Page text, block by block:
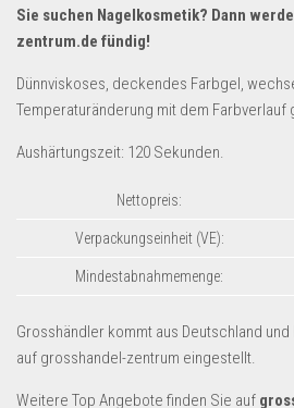
Münzen
Spielzeug & Games
Schuhe & Accessoires
Uhren & Schmuck
Wohnen & Einrichten
Restposten-Angebote
Restposten für Privatpersonen
Sonderposten-Angebote
Sie suchen Nagelkosmetik? Dann
zentrum.de fündig!
Dünnviskoses, deckendes Farbgel,
Temperaturänderung mit dem Farbverlauf
Aushärtungszeit: 120 Sekunden.
Nettopreis:
Verpackungseinheit (VE):
Mindestabnahmemenge:
Grosshändler kommt aus Deutschland
auf grosshandel-zentrum eingestellt.
Weitere Top Angebote finden Sie auf